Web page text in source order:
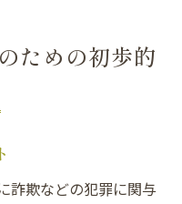
ための初歩的
詐欺などの犯罪に関与